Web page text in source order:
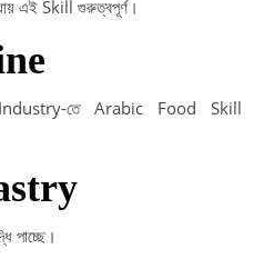
এই Skill গুরুত্বপূর্ণ।
তে Arabic Food Skill
পাচ্ছে।